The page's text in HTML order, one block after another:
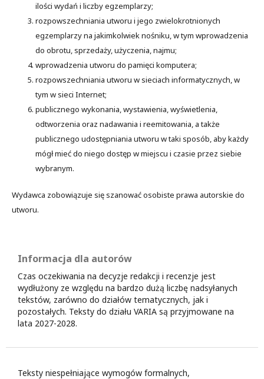
ilości wydań i liczby egzemplarzy;
rozpowszechniania utworu i jego zwielokrotnionych
egzemplarzy na jakimkolwiek nośniku, w tym wprowadzenia
do obrotu, sprzedaży, użyczenia, najmu;
wprowadzenia utworu do pamięci komputera;
rozpowszechniania utworu w sieciach informatycznych, w
tym w sieci Internet;
publicznego wykonania, wystawienia, wyświetlenia,
odtworzenia oraz nadawania i reemitowania, a także
publicznego udostępniania utworu w taki sposób, aby każdy
mógł mieć do niego dostęp w miejscu i czasie przez siebie
wybranym.
Wydawca zobowiązuje się szanować osobiste prawa autorskie do
utworu.
Informacja dla autorów
Czas oczekiwania na decyzje redakcji i recenzje jest
wydłużony ze względu na bardzo dużą liczbę nadsyłanych
tekstów, zarówno do działów tematycznych, jak i
pozostałych. Teksty do działu VARIA są przyjmowane na
lata 2027-2028.
Teksty niespełniające wymogów formalnych,